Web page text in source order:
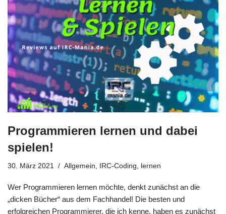
Programmieren lernen und dabei
spielen!
30. März 2021 Allgemein IRC-Coding lernen
Wer Programmieren lernen möchte, denkt zunächst an die
„dicken Bücher“ aus dem Fachhandel! Die besten und
erfolgreichen Programmierer, die ich kenne, haben es zunächst